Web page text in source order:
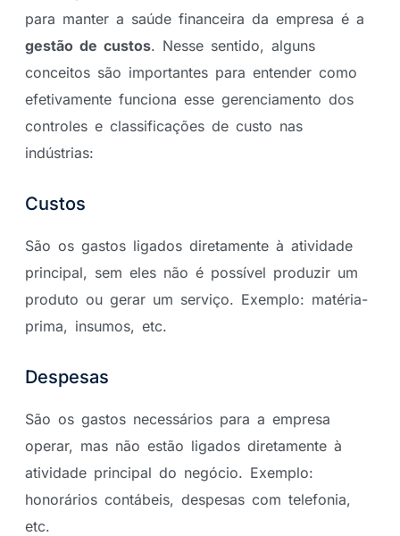
para manter a saúde financeira da empresa é a
gestão de custos. Nesse sentido, alguns
conceitos são importantes para entender como
efetivamente funciona esse gerenciamento dos
controles e classificações de custo nas
indústrias:
Custos
São os gastos ligados diretamente à atividade
principal, sem eles não é possível produzir um
produto ou gerar um serviço. Exemplo: matéria-
prima, insumos, etc.
Despesas
São os gastos necessários para a empresa
operar, mas não estão ligados diretamente à
atividade principal do negócio. Exemplo:
honorários contábeis, despesas com telefonia,
etc.